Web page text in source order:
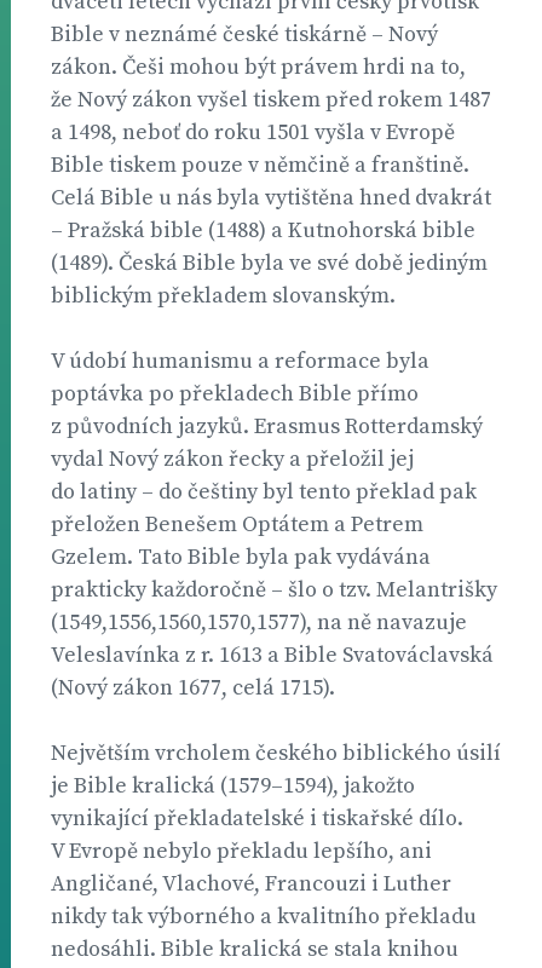
Bible v neznámé české tiskárně – Nový
zákon. Češi mohou být právem hrdi na to,
že Nový zákon vyšel tiskem před rokem 1487
a 1498, neboť do roku 1501 vyšla v Evropě
Bible tiskem pouze v němčině a franštině.
Celá Bible u nás byla vytištěna hned dvakrát
– Pražská bible (1488) a Kutnohorská bible
(1489). Česká Bible byla ve své době jediným
biblickým překladem slovanským.
V údobí humanismu a reformace byla
poptávka po překladech Bible přímo
z původních jazyků. Erasmus Rotterdamský
vydal Nový zákon řecky a přeložil jej
do latiny – do češtiny byl tento překlad pak
přeložen Benešem Optátem a Petrem
Gzelem. Tato Bible byla pak vydávána
prakticky každoročně – šlo o tzv. Melantrišky
(1549,1556,1560,1570,1577), na ně navazuje
Veleslavínka z r. 1613 a Bible Svatováclavská
(Nový zákon 1677, celá 1715).
Největším vrcholem českého biblického úsilí
je Bible kralická (1579–1594), jakožto
vynikající překladatelské i tiskařské dílo.
V Evropě nebylo překladu lepšího, ani
Angličané, Vlachové, Francouzi i Luther
nikdy tak výborného a kvalitního překladu
nedosáhli. Bible kralická se stala knihou